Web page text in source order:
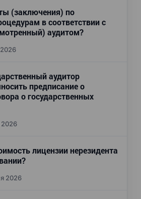
(заключения) по
в соответствии с
аудитом?
аудитор
предписание о
о государственных
лицензии нерезидента
2026